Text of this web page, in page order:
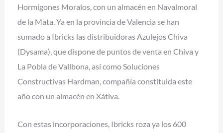
Hormigones Moralos, con un almacén en Navalmoral
de la Mata. Ya en la provincia de Valencia se han
sumado a Ibricks las distribuidoras Azulejos Chiva
(Dysama), que dispone de puntos de venta en Chiva y
La Pobla de Vallbona, así como Soluciones
Constructivas Hardman, compañía constituida este
año con un almacén en Xátiva.
Con estas incorporaciones, Ibricks roza ya los 600